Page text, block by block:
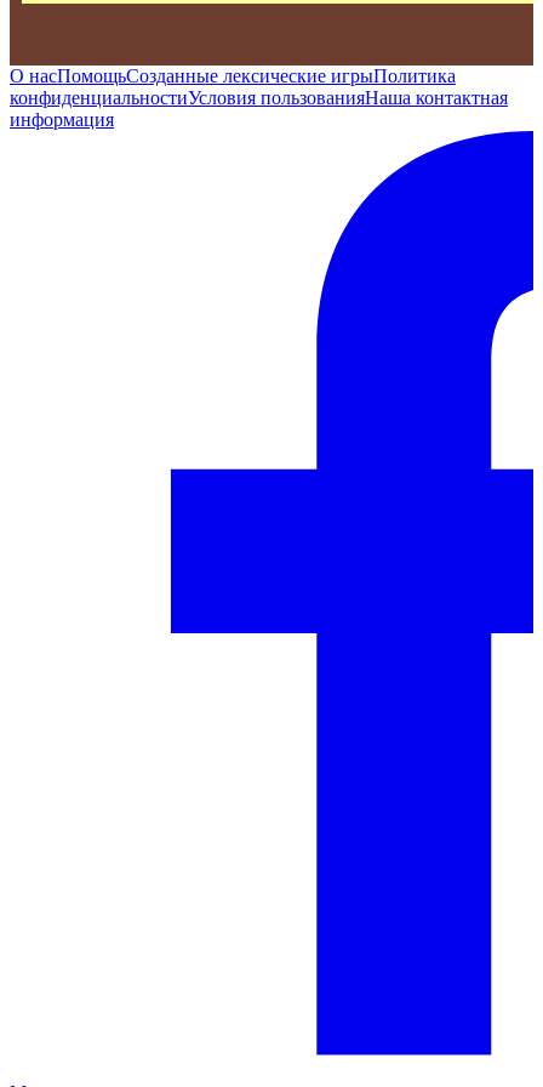
О насПомощьСозданные лексические игрыПолитика
конфиденциальностиУсловия пользованияНаша контактная
информация